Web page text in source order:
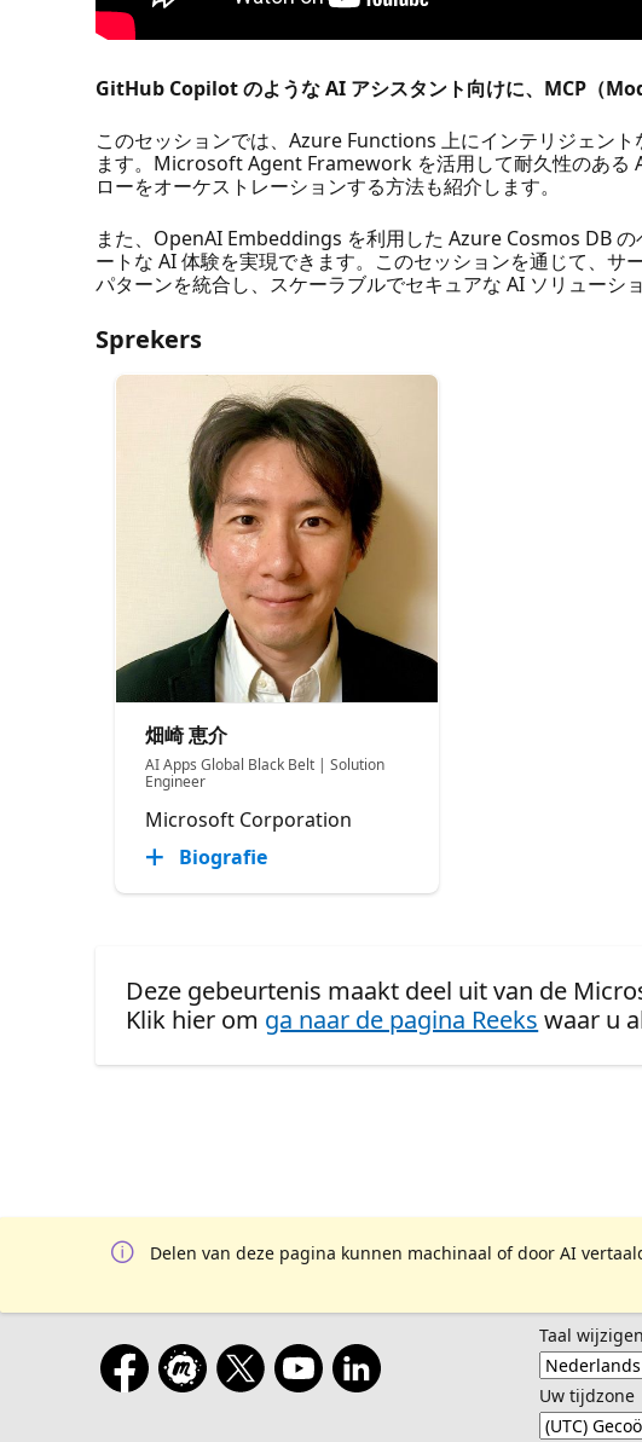
GitHub Copilot のような AI アシスタント向けに、MCP（
このセッションでは、Azure Functions 上にインテリジェン
ます。Microsoft Agent Framework を活用して耐久性のある
ローをオーケストレーションする方法も紹介します。​
また、OpenAI Embeddings を利用した Azure Cosmos DB
ートな AI 体験を実現できます。このセッションを通じて、
パターンを統合し、スケーラブルでセキュアな AI ソリューシ
Sprekers
畑崎 恵介
AI Apps Global Black Belt | Solution
Engineer
Microsoft Corporation
Biografie
Deze gebeurtenis maakt deel uit van de
Klik hier om ga naar de pagina Reeks waar u
Delen van deze pagina kunnen machinaal of door AI
Taal wijzigen
Uw tijdzone